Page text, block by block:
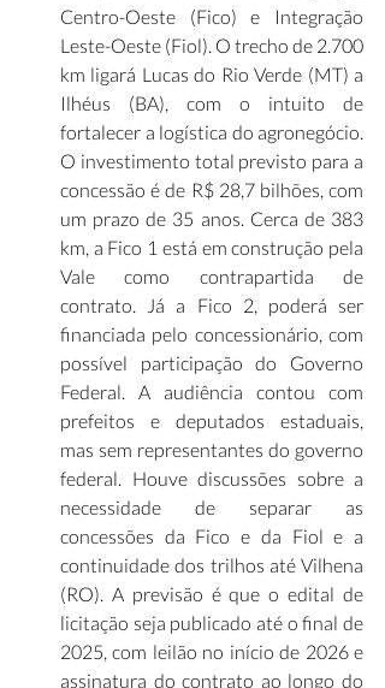
Centro-Oeste (Fico) e Integração
Leste-Oeste (Fiol). O trecho de 2.700
km ligará Lucas do Rio Verde (MT) a
Ilhéus (BA), com o intuito de
fortalecer a logística do agronegócio.
O investimento total previsto para a
concessão é de R$ 28,7 bilhões, com
um prazo de 35 anos. Cerca de 383
km, a Fico 1 está em construção pela
Vale como contrapartida de
contrato. Já a Fico 2, poderá ser
financiada pelo concessionário, com
possível participação do Governo
Federal. A audiência contou com
prefeitos e deputados estaduais,
mas sem representantes do governo
federal. Houve discussões sobre a
necessidade de separar as
concessões da Fico e da Fiol e a
continuidade dos trilhos até Vilhena
(RO). A previsão é que o edital de
licitação seja publicado até o final de
2025, com leilão no início de 2026 e
assinatura do contrato ao longo do